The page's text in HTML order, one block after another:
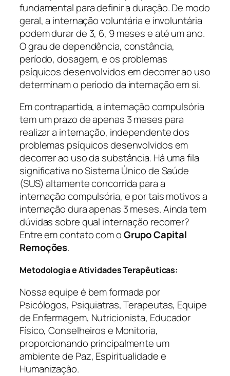
fundamental para definir a duração. De modo
geral, a internação voluntária e involuntária
podem durar de 3, 6, 9 meses e até um ano.
O grau de dependência, constância,
período, dosagem, e os problemas
psíquicos desenvolvidos em decorrer ao uso
determinam o período da internação em si.
Em contrapartida, a internação compulsória
tem um prazo de apenas 3 meses para
realizar a internação, independente dos
problemas psíquicos desenvolvidos em
decorrer ao uso da substância. Há uma fila
significativa no Sistema Único de Saúde
(SUS) altamente concorrida para a
internação compulsória, e por tais motivos a
internação dura apenas 3 meses. Ainda tem
dúvidas sobre qual internação recorrer?
Entre em contato com oGrupo Capital
Remoções.
Metodologia e Atividades Terapêuticas:
Nossa equipe é bem formada por
Psicólogos, Psiquiatras, Terapeutas, Equipe
de Enfermagem, Nutricionista, Educador
Físico, Conselheiros e Monitoria,
proporcionando principalmente um
ambiente de Paz, Espiritualidade e
Humanização.